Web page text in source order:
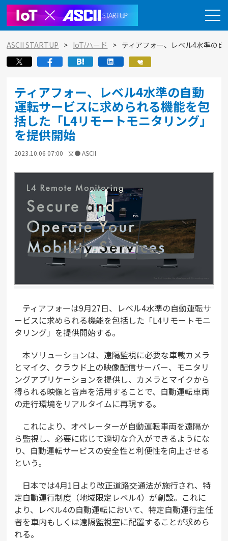
ASCII STARTUP IoT/ハード ティアフォー、レベル4水準の
ティアフォー、レベル4水準の自動
運転サービスに求められる機能を包
括した「L4リモートモニタリング」
を提供開始
2023.10.06 07:00 文● ASCII
ティアフォーは9月27日、レベル4水準の自動運転サ
ービスに求められる機能を包括した「L4リモートモニ
タリング」を提供開始する。
本ソリューションは、遠隔監視に必要な車載カメラ
とマイク、クラウド上の映像配信サーバー、モニタリ
ングアプリケーションを提供し、カメラとマイクから
得られる映像と音声を活用することで、自動運転車両
の走行環境をリアルタイムに再現する。
これにより、オペレーターが自動運転車両を遠隔か
ら監視し、必要に応じて適切な介入ができるようにな
り、自動運転サービスの安全性と利便性を向上させる
という。
日本では4月1日より改正道路交通法が施行され、特
定自動運行制度（地域限定レベル4）が創設。これに
より、レベル4の自動運転において、特定自動運行主任
者を車内もしくは遠隔監視室に配置することが求めら
れる。